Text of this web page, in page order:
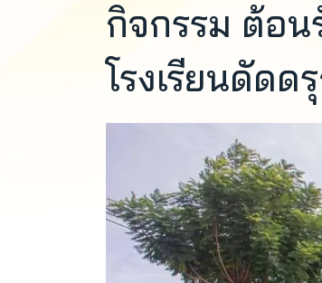
กิจกรรม ต้อ
โรงเรียนดัดด